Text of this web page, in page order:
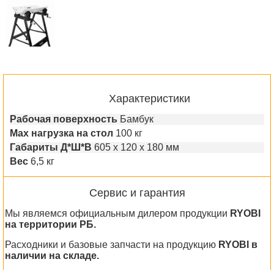
Характеристики
Рабочая поверхность Бамбук
Max нагрузка на стол 100 кг
Габариты Д*Ш*В 605 x 120 x 180 мм
Вес 6,5 кг
Сервис и гарантия
Мы являемся официальным дилером продукции RYOBI
на территории РБ.
Расходники и базовые запчасти на продукцию RYOBI в
наличии на складе.